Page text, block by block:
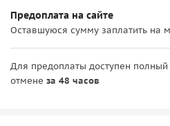
Предоплата на сайте
Оставшуюся сумму заплатить на
Для предоплаты доступен полный
отмене за 48 часов